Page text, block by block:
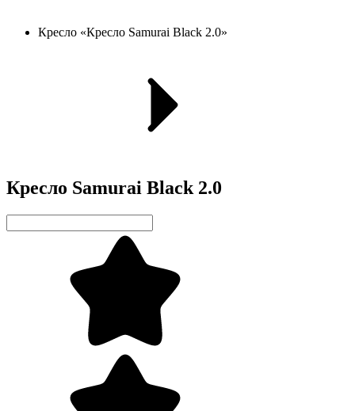
Кресло «Кресло Samurai Black 2.0»
Кресло Samurai Black 2.0